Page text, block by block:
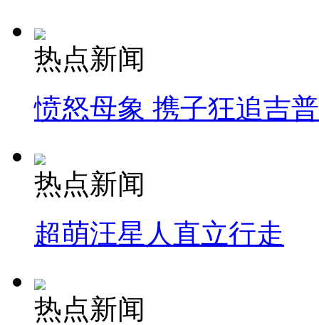
热点新闻
愤怒母象 携子狂追吉
热点新闻
超萌汪星人直立行走
热点新闻